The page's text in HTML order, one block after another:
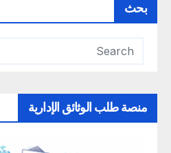
بحث
منصة طلب الوثائق الإدارية